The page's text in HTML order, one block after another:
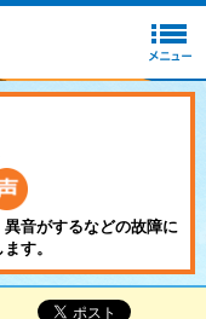
音がするなどの故障に
す。